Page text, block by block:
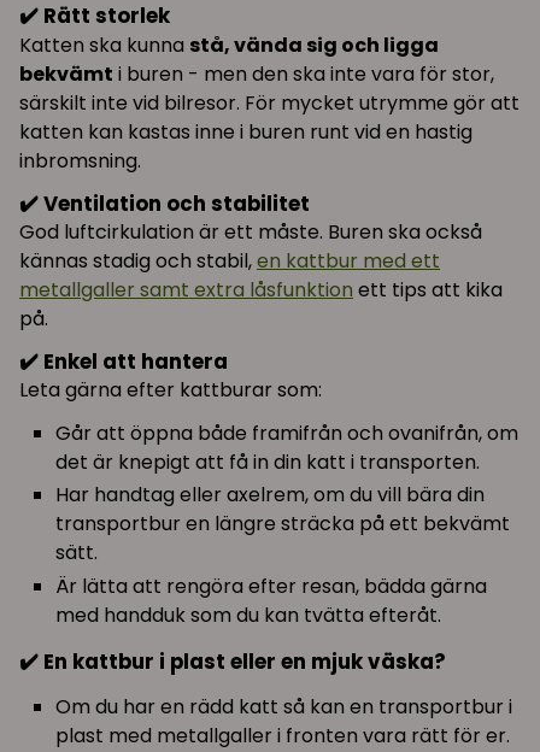
✔️ Rätt storlek
Katten ska kunna stå, vända sig och ligga
bekvämt i buren - men den ska inte vara för stor,
särskilt inte vid bilresor. För mycket utrymme gör att
katten kan kastas inne i buren runt vid en hastig
inbromsning.
✔️ Ventilation och stabilitet
God luftcirkulation är ett måste. Buren ska också
kännas stadig och stabil,en kattbur med ett
metallgaller samt extra låsfunktion ett tips att kika
på.
✔️ Enkel att hantera
Leta gärna efter kattburar som:
Går att öppna både framifrån och ovanifrån, om
det är knepigt att få in din katt i transporten.
Har handtag eller axelrem, om du vill bära din
transportbur en längre sträcka på ett bekvämt
sätt.
Är lätta att rengöra efter resan, bädda gärna
med handduk som du kan tvätta efteråt.
✔️ En kattbur i plast eller en mjuk väska?
Om du har en rädd katt så kan en transportbur i
plast med metallgaller i fronten vara rätt för er.